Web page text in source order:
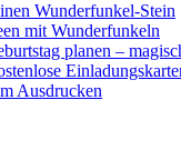
Wunderfunkel-Stein
mit Wunderfunkeln
planen –
Ausdrucken